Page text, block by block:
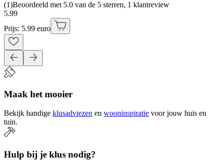
(1)Beoordeeld met 5.0 van de 5 sterren, 1 klantreview
5.99
Prijs: 5.99 euro
Maak het mooier
Bekijk handige klusadviezen en wooninspiratie voor jouw huis en
tuin.
Hulp bij je klus nodig?